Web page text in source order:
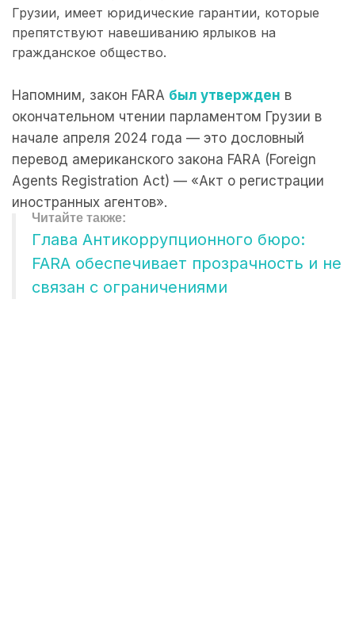
Грузии, имеет юридические гарантии, которые
препятствуют навешиванию ярлыков на
гражданское общество.
Напомним, закон FARA был утвержден в
окончательном чтении парламентом Грузии в
начале апреля 2024 года — это дословный
перевод американского закона FARA (Foreign
Agents Registration Act) — «Акт о регистрации
иностранных агентов».
Глава Антикоррупционного бюро:
FARA обеспечивает прозрачность и не
связан с ограничениями